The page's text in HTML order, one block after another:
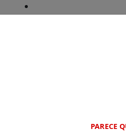
Início/
funções e salários quePARECE